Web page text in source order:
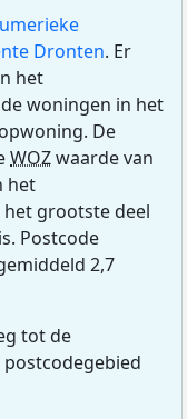
Dronten. Er
het
de woningen in het
De
WOZwaarde van
het
het grootste deel
Postcode
2,7
tot de